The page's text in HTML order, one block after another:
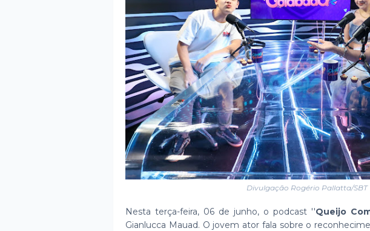
Divulgação Rogério Pallatta/SBT
Nesta terça-feira, 06 de junho, o podcast ''Queijo
Gianlucca Mauad. O jovem ator fala sobre o